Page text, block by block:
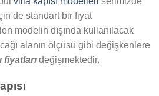
de standart bir fiyat
modelin dışında kullanılacak
alanın ölçüsü gibi değişkenlere
fiyatları değişmektedir.